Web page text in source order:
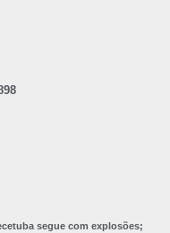
segue com explosões;